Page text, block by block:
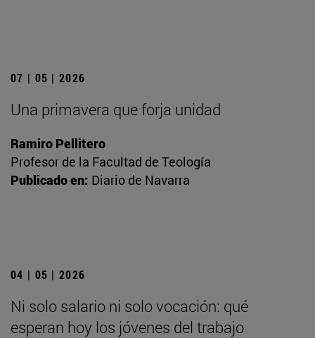
07 | 05 | 2026
Una primavera que forja unidad
Ramiro Pellitero
Profesor de la Facultad de Teología
Publicado en: Diario de Navarra
04 | 05 | 2026
Ni solo salario ni solo vocación: qué
esperan hoy los jóvenes del trabajo